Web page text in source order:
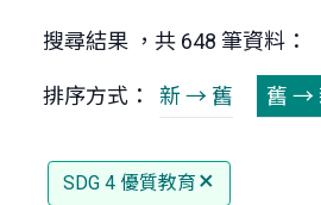
搜尋結果 ，共 648 筆資料：
排序方式： 新 → 舊 舊 →
SDG 4 優質教育